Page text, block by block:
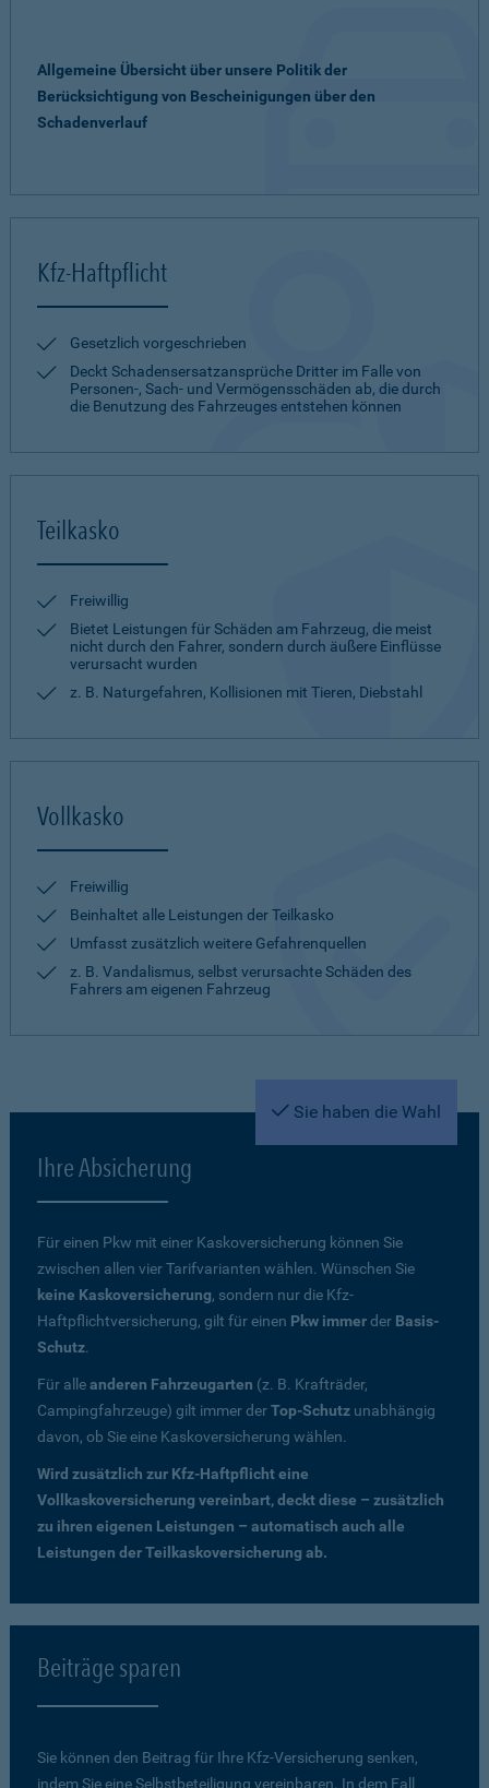
Allgemeine Übersicht über unsere Politik der
Berücksichtigung von Bescheinigungen über den
Schadenverlauf
Kfz-Haftpflicht
Gesetzlich vorgeschrieben
Deckt Schadensersatzansprüche Dritter im Falle von
Personen-, Sach- und Vermögensschäden ab, die durch
die Benutzung des Fahrzeuges entstehen können
Teilkasko
Freiwillig
Bietet Leistungen für Schäden am Fahrzeug, die meist
nicht durch den Fahrer, sondern durch äußere Einflüsse
verursacht wurden
z. B. Naturgefahren, Kollisionen mit Tieren, Diebstahl
Vollkasko
Freiwillig
Beinhaltet alle Leistungen der Teilkasko
Umfasst zusätzlich weitere Gefahrenquellen
z. B. Vandalismus, selbst verursachte Schäden des
Fahrers am eigenen Fahrzeug
Sie haben die Wahl
Ihre Absicherung
Für einen Pkw mit einer Kaskoversicherung können Sie
zwischen allen vier Tarifvarianten wählen. Wünschen Sie
keine Kaskoversicherung, sondern nur die Kfz-
Haftpflichtversicherung, gilt für einen Pkw immerder Basis-
Schutz.
Für alleanderen Fahrzeugarten (z. B. Krafträder,
Campingfahrzeuge) gilt immer derTop-Schutz unabhängig
davon, ob Sie eine Kaskoversicherung wählen.
Wird zusätzlich zur Kfz-Haftpflicht eine
Vollkaskoversicherung vereinbart, deckt diese – zusätzlich
zu ihren eigenen Leistungen – automatisch auch alle
Leistungen der Teilkaskoversicherung ab.
Beiträge sparen
Sie können den Beitrag für Ihre Kfz-Versicherung senken,
indem Sie eine Selbstbeteiligung vereinbaren. In dem Fall